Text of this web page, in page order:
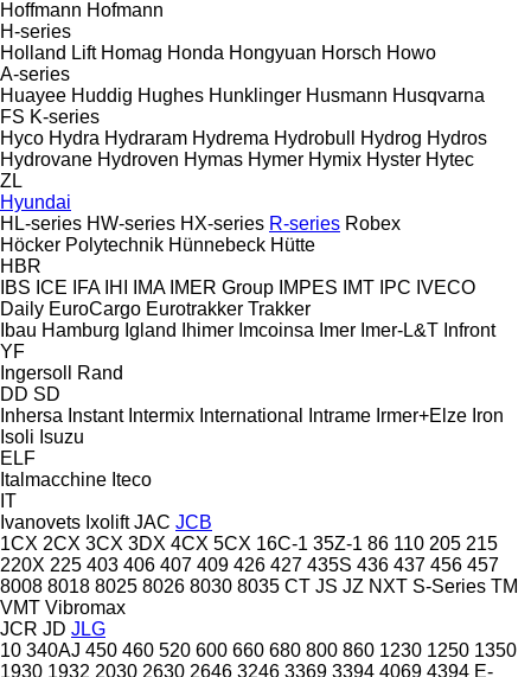
Hoffmann Hofmann
H-series
Holland Lift Homag Honda Hongyuan Horsch Howo
A-series
Huayee Huddig Hughes Hunklinger Husmann Husqvarna
FS K-series
Hyco Hydra Hydraram Hydrema Hydrobull Hydrog Hydros
Hydrovane Hydroven Hymas Hymer Hymix Hyster Hytec
ZL
Hyundai
HL-series HW-series HX-series R-series Robex
Höcker Polytechnik Hünnebeck Hütte
HBR
IBS ICE IFA IHI IMA IMER Group IMPES IMT IPC IVECO
Daily EuroCargo Eurotrakker Trakker
Ibau Hamburg Igland Ihimer Imcoinsa Imer Imer-L&T Infront
YF
Ingersoll Rand
DD SD
Inhersa Instant Intermix International Intrame Irmer+Elze Iron
Isoli Isuzu
ELF
Italmacchine Iteco
IT
Ivanovets Ixolift JAC JCB
1CX 2CX 3CX 3DX 4CX 5CX 16C-1 35Z-1 86 110 205 215
220X 225 403 406 407 409 426 427 435S 436 437 456 457
8008 8018 8025 8026 8030 8035 CT JS JZ NXT S-Series TM
VMT Vibromax
JCR JD JLG
10 340AJ 450 460 520 600 660 680 800 860 1230 1250 1350
1930 1932 2030 2630 2646 3246 3369 3394 4069 4394 E-